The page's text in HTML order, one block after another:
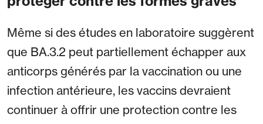
Même si des études en laboratoire suggèrent
que BA.3.2 peut partiellement échapper aux
anticorps générés par la vaccination ou une
infection antérieure, les vaccins devraient
continuer à offrir une protection contre les